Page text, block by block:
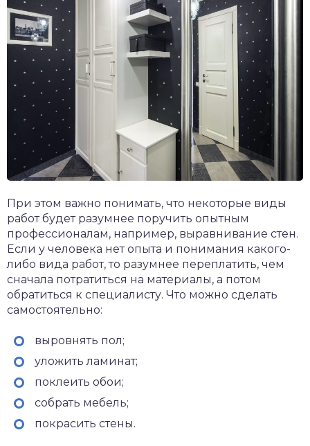
При этом важно понимать, что некоторые виды
работ будет разумнее поручить опытным
профессионалам, например, выравнивание стен.
Если у человека нет опыта и понимания какого-
либо вида работ, то разумнее переплатить, чем
сначала потратиться на материалы, а потом
обратиться к специалисту. Что можно сделать
самостоятельно:
выровнять пол;
уложить ламинат;
поклеить обои;
собрать мебель;
покрасить стены.